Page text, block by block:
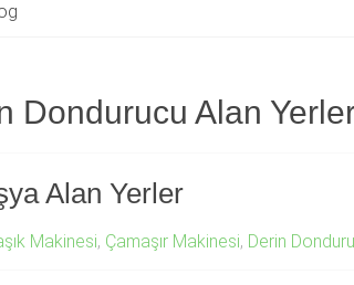
Dondurucu Alan
Alan Yerler
Makinesi, Çamaşır Makinesi, Derin